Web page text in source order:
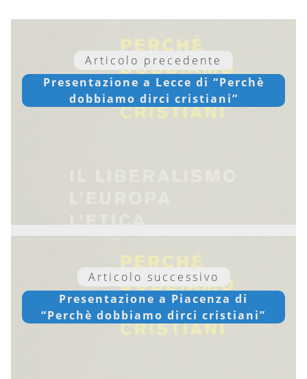
Articolo precedente
Presentazione a Lecce di “Perchè
dobbiamo dirci cristiani”
Articolo successivo
Presentazione a Piacenza di
“Perchè dobbiamo dirci cristiani”